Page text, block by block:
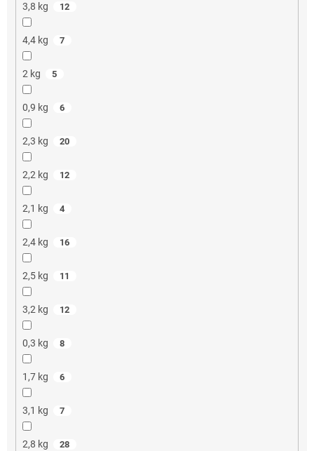
3,8 kg 12
4,4 kg 7
2 kg 5
0,9 kg 6
2,3 kg 20
2,2 kg 12
2,1 kg 4
2,4 kg 16
2,5 kg 11
3,2 kg 12
0,3 kg 8
1,7 kg 6
3,1 kg 7
2,8 kg 28